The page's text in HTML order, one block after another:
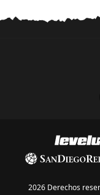
2026 Derechos